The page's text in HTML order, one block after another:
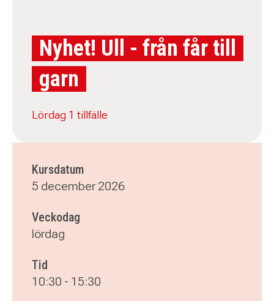
Nyhet! Ull - från får till
garn
Lördag 1 tillfälle
Kursdatum
5 december 2026
Veckodag
lördag
Tid
10:30 - 15:30